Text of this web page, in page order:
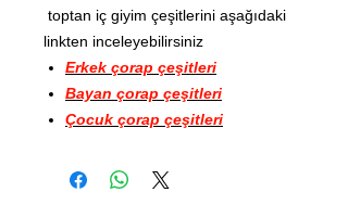
toptan iç giyim çeşitlerini aşağıdaki
linkten inceleyebilirsiniz
Erkek çorap çeşitleri
Bayan çorap çeşitleri
Çocuk çorap çeşitleri